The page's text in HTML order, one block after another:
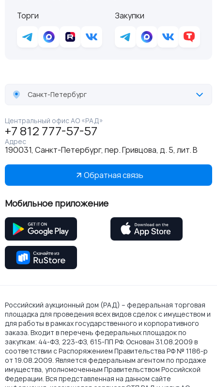
Торги
Закупки
Санкт-Петербург
Центральный офис АО «РАД»
+7 812 777-57-57
Адрес
190031, Санкт-Петербург, пер. Гривцова, д. 5, лит. В
Обратная связь
Мобильное приложение
Российский аукционный дом (РАД) – федеральная торговая
площадка для проведения всех видов сделок с имуществом и
для работы в рамках государственного и корпоративного
заказа. Входит в перечень федеральных площадок по
закупкам: 44-ФЗ, 223-ФЗ, 615-ПП РФ. Основан 31.08.2009 в
соответствии с Распоряжением Правительства РФ № 1186-р
от 19.08.2009. Является федеральным агентом по продаже
имущества, уполномоченным Правительством Российской
Федерации. Вся представленная на данном сайте